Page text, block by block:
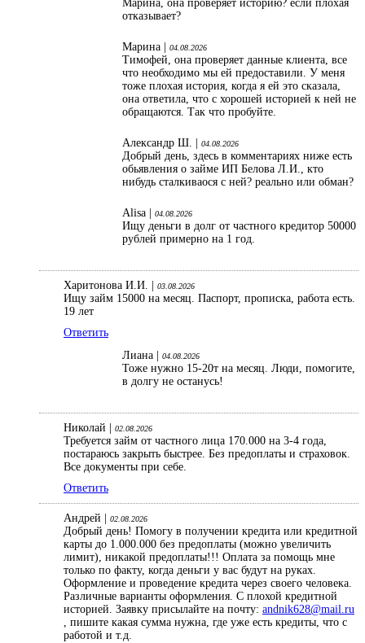
Марина, она проверяет историю? если плохая
отказывает?
Марина | 04.08.2026
Тимофей, она проверяет данные клиента, все
что необходимо мы ей предоставили. У меня
тоже плохая история, когда я ей это сказала,
она ответила, что с хорошей историей к ней не
обращаются. Так что пробуйте.
Александр Ш. | 04.08.2026
Добрый день, здесь в комментариях ниже есть
обьявления о займе ИП Белова Л.И., кто
нибудь сталкиваося с ней? реально или обман?
Alisa | 04.08.2026
Ищу деньги в долг от частного кредитор 50000
рублей примерно на 1 год.
Харитонова И.И. | 03.08.2026
Ищу займ 15000 на месяц. Паспорт, прописка, работа есть.
19 лет
Ответить
Лиана |
04.08.2026
Тоже нужно 15-20т на месяц. Люди, помогите,
в долгу не останусь!
Николай | 02.08.2026
Требуется займ от частного лица 170.000 на 3-4 года,
постараюсь закрыть быстрее. Без предоплаты и страховок.
Все документы при себе.
Ответить
Андрей | 02.08.2026
Добрый день! Помогу в получении кредита или кредитной
карты до 1.000.000 без предоплаты (можно увеличить
лимит), никакой предоплаты!!! Оплата за помощь мне
только по факту, когда деньги у вас будут на руках.
Оформление и проведение кредита через своего человека.
Различные варианты оформления. С плохой кредитной
историей. Заявку присылайте на почту: andnik628@mail.ru
, пишите какая сумма нужна, где уже есть кредиты, что с
работой и т.д.